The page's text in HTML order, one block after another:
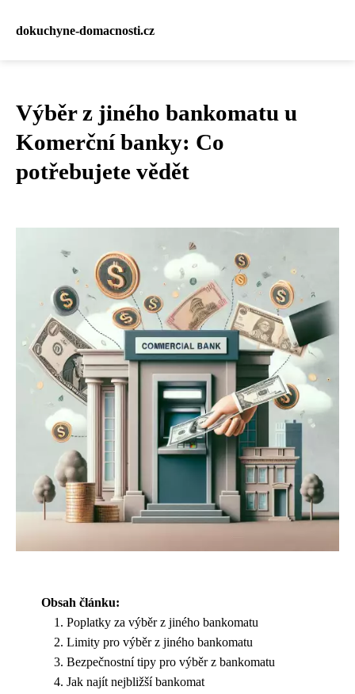
dokuchyne-domacnosti.cz
Výběr z jiného bankomatu u
Komerční banky: Co
potřebujete vědět
Obsah článku:
Poplatky za výběr z jiného bankomatu
Limity pro výběr z jiného bankomatu
Bezpečnostní tipy pro výběr z bankomatu
Jak najít nejbližší bankomat